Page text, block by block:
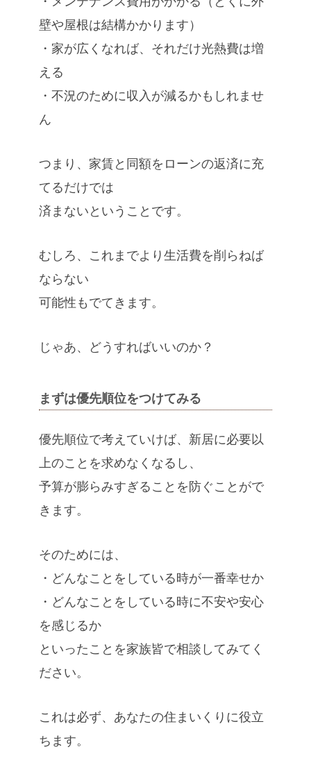
壁や屋根は結構かかります）
・家が広くなれば、それだけ光熱費は増
える
・不況のために収入が減るかもしれませ
ん
つまり、家賃と同額をローンの返済に充
てるだけでは
済まないということです。
むしろ、これまでより生活費を削らねば
ならない
可能性もでてきます。
じゃあ、どうすればいいのか？
まずは優先順位をつけてみる
優先順位で考えていけば、新居に必要以
上のことを求めなくなるし、
予算が膨らみすぎることを防ぐことがで
きます。
そのためには、
・どんなことをしている時が一番幸せか
・どんなことをしている時に不安や安心
を感じるか
といったことを家族皆で相談してみてく
ださい。
これは必ず、あなたの住まいくりに役立
ちます。